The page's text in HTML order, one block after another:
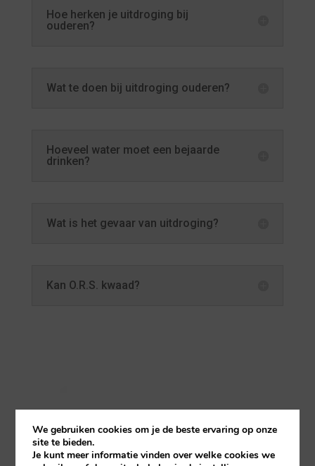
Hoe herken je uitdroging bij
ouderen?
Wat te doen bij uitdroging ouderen?
Hoeveel water moet een bejaarde
drinken?
Wat is het gevaar van uitdroging?
Kan O.R.S. kwaad?
We gebruiken cookies om je de beste ervaring op onze
site te bieden.
Je kunt meer informatie vinden over welke cookies we